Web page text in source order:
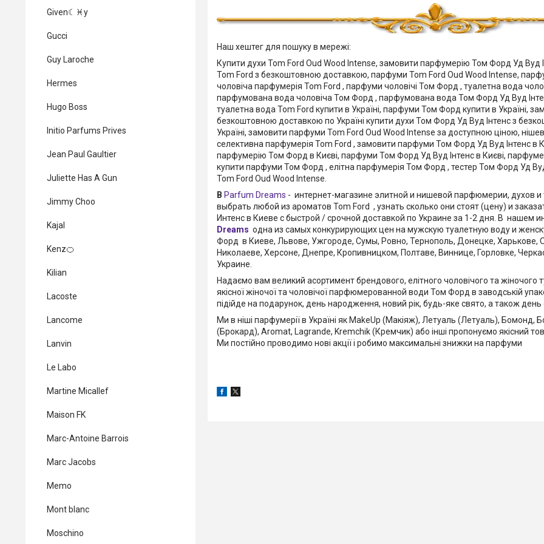
Наш хештег для пошуку в мережі:
Купити духи Tom Ford Oud Wood Intense, замовити парфумерію Том Форд Уд Вуд
Tom Ford з безкоштовною доставкою, парфуми Tom Ford Oud Wood Intense,
чоловіча парфумерія Tom Ford , парфуми чоловічі Том Форд , туалетна вода
парфумована вода чоловіча Том Форд , парфумована вода Том Форд Уд Вуд
туалетна вода Tom Ford купити в Україні, парфуми Том Форд купити в Україні,
безкоштовною доставкою по Україні купити духи Том Форд Уд Вуд Інтенс з
Україні, замовити парфуми Tom Ford Oud Wood Intense за доступною ціною,
селективна парфумерія Tom Ford , замовити парфуми Том Форд Уд Вуд Інтенс в
парфумерію Том Форд в Києві, парфуми Том Форд Уд Вуд Інтенс в Києві,
купити парфуми Том Форд , елітна парфумерія Том Форд , тестер Том Форд Уд
Tom Ford Oud Wood Intense.
В Parfum Dreams - интернет-магазине элитной и нишевой парфюмерии, духов
выбрать любой из ароматов Tom Ford , узнать сколько они стоят (цену) и
Интенс в Киеве с быстрой / срочной доставкой по Украине за 1-2 дня. В нашем
Dreams одна из самых конкурирующих цен на мужскую туалетную воду и
Форд в Киеве, Львове, Ужгороде, Сумы, Ровно, Тернополь, Донецке, Харькове,
Николаеве, Херсоне, Днепре, Кропивницком, Полтаве, Виннице, Горловке,
Украине.
Надаємо вам великий асортимент брендового, елітного чоловічого та жіночого
якісної жіночої та чоловічої парфюмерованной води Том Форд в заводській
підійде на подарунок, день народження, новий рік, будь-яке свято, а також
Ми в ніші парфумерії в Україні як MakeUp (Макіяж), Летуаль (Летуаль), Бомонд,
(Брокард), Aromat, Lagrande, Kremchik (Кремчик) або інші пропонуємо якісний
Ми постійно проводимо нові акції і робимо максимальні знижки на парфуми
Given☾♓y
Gucci
Guy Laroche
Hermes
Hugo Boss
Initio Parfums Prives
Jean Paul Gaultier
Juliette Has A Gun
Jimmy Choo
Kajal
Kenz🍊
Kilian
Lacoste
Lancome
Lanvin
Le Labo
Martine Micallef
Maison FK
Marc-Antoine Barrois
Marc Jacobs
Memo
Mont blanc
Moschino